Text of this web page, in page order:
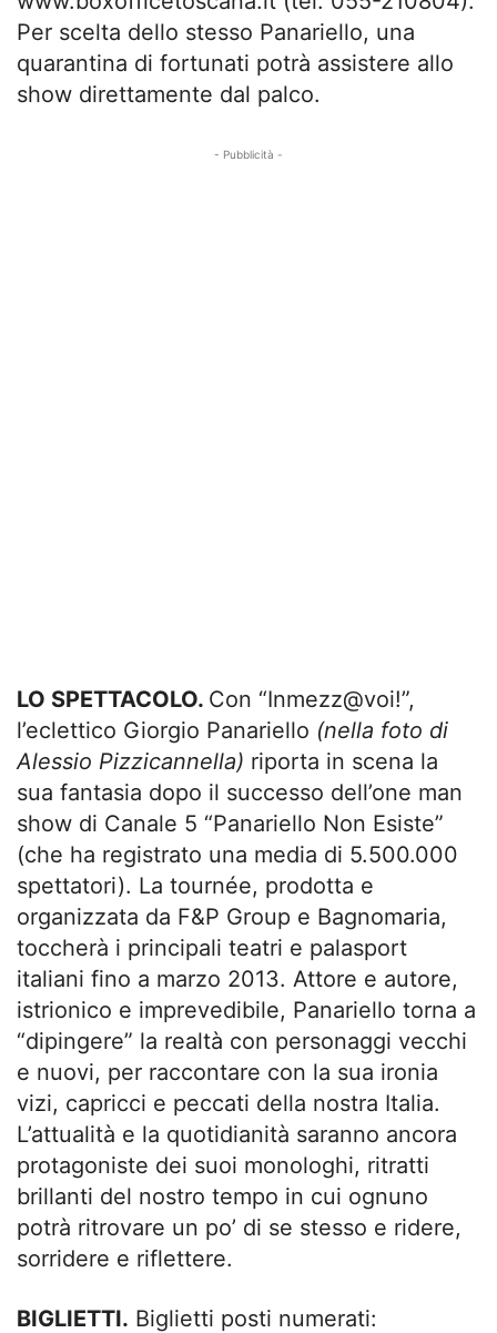
Per scelta dello stesso Panariello, una
quarantina di fortunati potrà assistere allo
show direttamente dal palco.
- Pubblicità -
LO SPETTACOLO. Con “Inmezz@voi!”,
l’eclettico Giorgio Panariello (nella foto di
Alessio Pizzicannella) riporta in scena la
sua fantasia dopo il successo dell’one man
show di Canale 5 “Panariello Non Esiste”
(che ha registrato una media di 5.500.000
spettatori). La tournée, prodotta e
organizzata da F&P Group e Bagnomaria,
toccherà i principali teatri e palasport
italiani fino a marzo 2013. Attore e autore,
istrionico e imprevedibile, Panariello torna a
“dipingere” la realtà con personaggi vecchi
e nuovi, per raccontare con la sua ironia
vizi, capricci e peccati della nostra Italia.
L’attualità e la quotidianità saranno ancora
protagoniste dei suoi monologhi, ritratti
brillanti del nostro tempo in cui ognuno
potrà ritrovare un po’ di se stesso e ridere,
sorridere e riflettere.
BIGLIETTI. Biglietti posti numerati: